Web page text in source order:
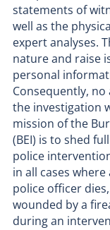
statements of
well as the
expert analyses.
nature and raise
personal
Consequently,
the investigation
mission of the
(BEI) is to shed
police
in all cases
police officer
wounded by a
during an